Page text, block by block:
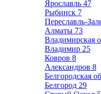
Ярославль 47
Рыбинск 7
Переславль-
Алматы 73
Владимирская
Владимир 25
Ковров 8
Александров 8
Белгородская
Белгород 29